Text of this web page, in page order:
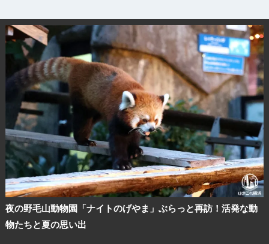
夜の野毛山動物園「ナイトのげやま」ぶらっと再訪！活発な動
物たちと夏の思い出